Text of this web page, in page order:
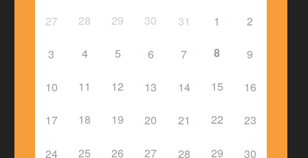
27
28 29 30 31 1 2
3 4 5 6 7 8 9
10 11 12 13 14 15 16
17 18 19 20 21 22 23
24 25 26 27 28 29 30